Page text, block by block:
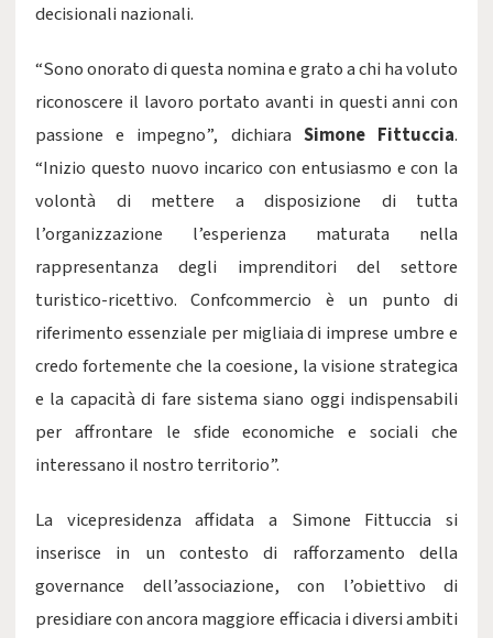
decisionali nazionali.
“Sono onorato di questa nomina e grato a chi ha voluto
riconoscere il lavoro portato avanti in questi anni con
passione e impegno”, dichiara Simone Fittuccia.
“Inizio questo nuovo incarico con entusiasmo e con la
volontà di mettere a disposizione di tutta
l’organizzazione l’esperienza maturata nella
rappresentanza degli imprenditori del settore
turistico-ricettivo. Confcommercio è un punto di
riferimento essenziale per migliaia di imprese umbre e
credo fortemente che la coesione, la visione strategica
e la capacità di fare sistema siano oggi indispensabili
per affrontare le sfide economiche e sociali che
interessano il nostro territorio”.
La vicepresidenza affidata a Simone Fittuccia si
inserisce in un contesto di rafforzamento della
governance dell’associazione, con l’obiettivo di
presidiare con ancora maggiore efficacia i diversi ambiti